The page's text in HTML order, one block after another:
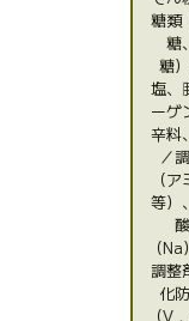
糖類
糖
糖
塩、
ーゲ
辛料
／
（
等）
（
調整
化
（V